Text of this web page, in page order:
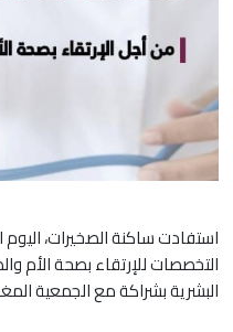
استفادت ساكنة الصخيرات،
التخصصات للإرتقاء بصحة الأم
البشرية بشراكة مع الجمعية